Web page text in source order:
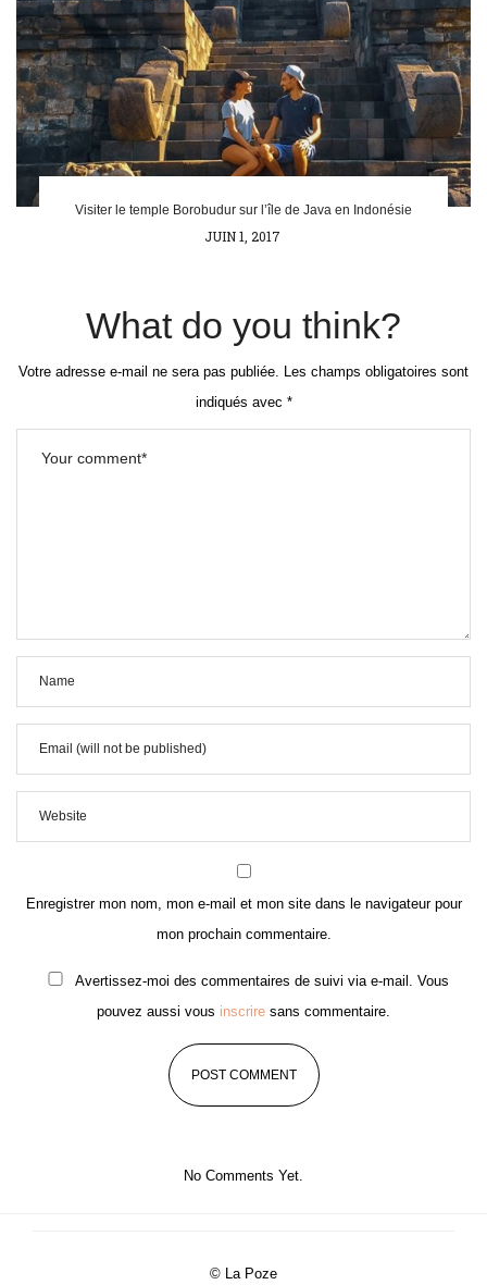
Visiter le temple Borobudur sur l’île de Java en Indonésie
POSTED
JUIN 1, 2017
What do you think?
Votre adresse e-mail ne sera pas publiée. Les champs obligatoires sont
indiqués avec *
Enregistrer mon nom, mon e-mail et mon site dans le navigateur pour
mon prochain commentaire.
Avertissez-moi des commentaires de suivi via e-mail. Vous
pouvez aussi vous inscrire sans commentaire.
No Comments Yet.
© La Poze